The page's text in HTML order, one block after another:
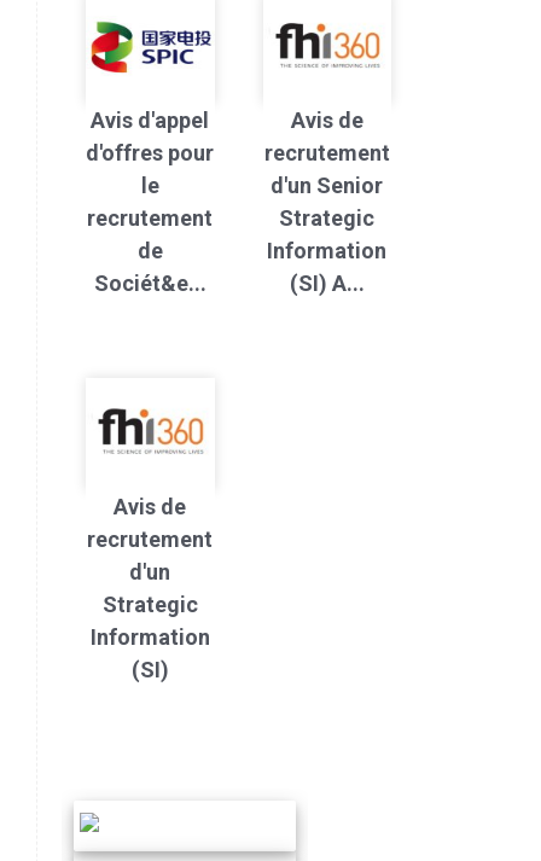
Avis d'appel
d'offres pour
le
recrutement
de
Sociét&e...
Avis de
recrutement
d'un Senior
Strategic
Information
(SI) A...
Avis de
recrutement
d'un
Strategic
Information
(SI)